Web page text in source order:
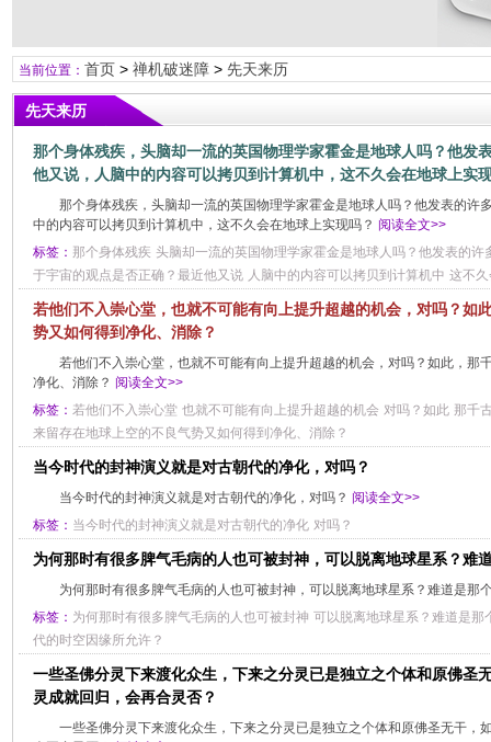
当前位置： 首页> 禅机破迷障> 先天来历
先天来历
那个身体残疾，头脑却一流的英国物理学家霍金是地球人吗？他发
他又说，人脑中的内容可以拷贝到计算机中，这不久会在地球上实
那个身体残疾，头脑却一流的英国物理学家霍金是地球人吗？他发表的许
中的内容可以拷贝到计算机中，这不久会在地球上实现吗？ 阅读全文>>
标签： 那个身体残疾 头脑却一流的英国物理学家霍金是地球人吗？他发表的许
于宇宙的观点是否正确？最近他又说 人脑中的内容可以拷贝到计算机中 这不
若他们不入崇心堂，也就不可能有向上提升超越的机会，对吗？如
势又如何得到净化、消除？
若他们不入崇心堂，也就不可能有向上提升超越的机会，对吗？如此，那
净化、消除？ 阅读全文>>
标签： 若他们不入崇心堂 也就不可能有向上提升超越的机会 对吗？如此 那千
来留存在地球上空的不良气势又如何得到净化、消除？
当今时代的封神演义就是对古朝代的净化，对吗？
当今时代的封神演义就是对古朝代的净化，对吗？ 阅读全文>>
标签： 当今时代的封神演义就是对古朝代的净化 对吗？
为何那时有很多脾气毛病的人也可被封神，可以脱离地球星系？难
为何那时有很多脾气毛病的人也可被封神，可以脱离地球星系？难道是那
标签： 为何那时有很多脾气毛病的人也可被封神 可以脱离地球星系？难道是那
代的时空因缘所允许？
一些圣佛分灵下来渡化众生，下来之分灵已是独立之个体和原佛圣
灵成就回归，会再合灵否？
一些圣佛分灵下来渡化众生，下来之分灵已是独立之个体和原佛圣无干，